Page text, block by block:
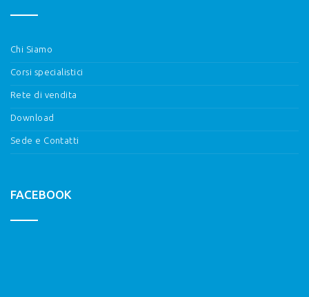
Chi Siamo
Corsi specialistici
Rete di vendita
Download
Sede e Contatti
FACEBOOK